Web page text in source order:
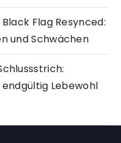
Flag Resynced:
und Schwächen
Lebewohl